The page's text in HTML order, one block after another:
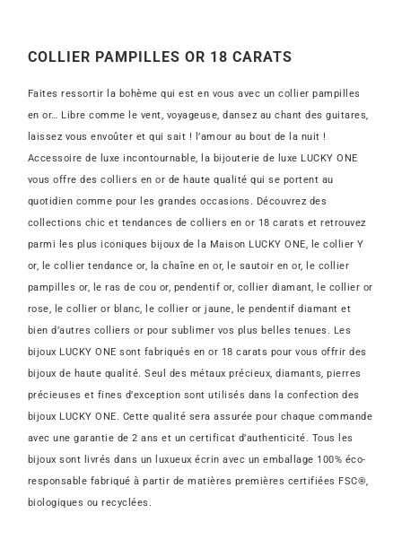
COLLIER PAMPILLES OR 18 CARATS
Faites ressortir la bohème qui est en vous avec un collier pampilles
en or… Libre comme le vent, voyageuse, dansez au chant des guitares,
laissez vous envoûter et qui sait ! l’amour au bout de la nuit !
Accessoire de luxe incontournable, la bijouterie de luxe LUCKY ONE
vous offre des colliers en or de haute qualité qui se portent au
quotidien comme pour les grandes occasions. Découvrez des
collections chic et tendances de colliers en or 18 carats et retrouvez
parmi les plus iconiques bijoux de la Maison LUCKY ONE, le collier Y
or, le collier tendance or, la chaîne en or, le sautoir en or, le collier
pampilles or, le ras de cou or, pendentif or, collier diamant, le collier or
rose, le collier or blanc, le collier or jaune, le pendentif diamant et
bien d’autres colliers or pour sublimer vos plus belles tenues. Les
bijoux LUCKY ONE sont fabriqués en or 18 carats pour vous offrir des
bijoux de haute qualité. Seul des métaux précieux, diamants, pierres
précieuses et fines d’exception sont utilisés dans la confection des
bijoux LUCKY ONE. Cette qualité sera assurée pour chaque commande
avec une garantie de 2 ans et un certificat d’authenticité. Tous les
bijoux sont livrés dans un luxueux écrin avec un emballage 100% éco-
responsable fabriqué à partir de matières premières certifiées FSC®,
biologiques ou recyclées.